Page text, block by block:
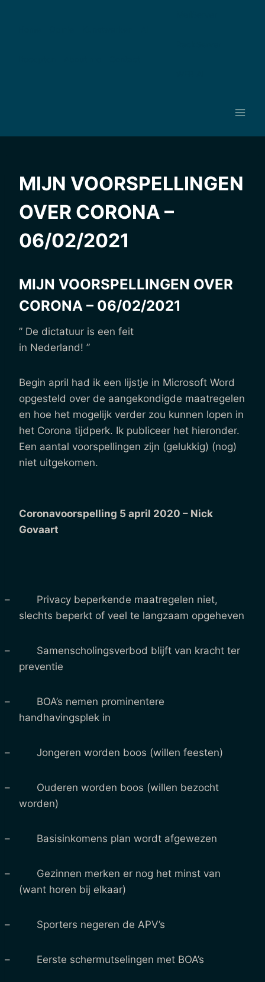
MIJN VOORSPELLINGEN
OVER CORONA –
06/02/2021
MIJN VOORSPELLINGEN OVER
CORONA – 06/02/2021
” De dictatuur is een feit
in Nederland! ”
Begin april had ik een lijstje in Microsoft Word
opgesteld over de aangekondigde maatregelen
en hoe het mogelijk verder zou kunnen lopen in
het Corona tijdperk. Ik publiceer het hieronder.
Een aantal voorspellingen zijn (gelukkig) (nog)
niet uitgekomen.
Coronavoorspelling 5 april 2020 – Nick
Govaart
– Privacy beperkende maatregelen niet,
slechts beperkt of veel te langzaam opgeheven
– Samenscholingsverbod blijft van kracht ter
preventie
– BOA’s nemen prominentere
handhavingsplek in
– Jongeren worden boos (willen feesten)
– Ouderen worden boos (willen bezocht
worden)
– Basisinkomens plan wordt afgewezen
– Gezinnen merken er nog het minst van
(want horen bij elkaar)
– Sporters negeren de APV’s
– Eerste schermutselingen met BOA’s